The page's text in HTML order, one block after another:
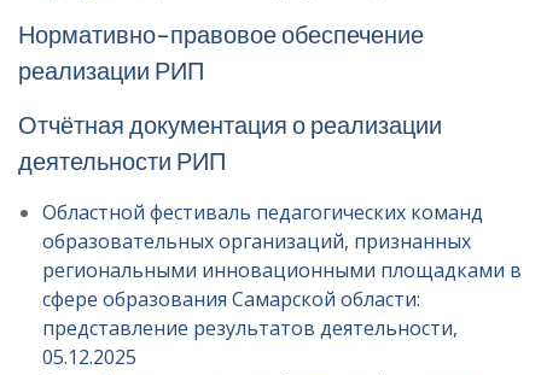
Нормативно-правовое обеспечение
реализации РИП
Отчётная документация о реализации
деятельности РИП
Областной фестиваль педагогических команд
образовательных организаций, признанных
региональными инновационными площадками в
сфере образования Самарской области:
представление результатов деятельности,
05.12.2025